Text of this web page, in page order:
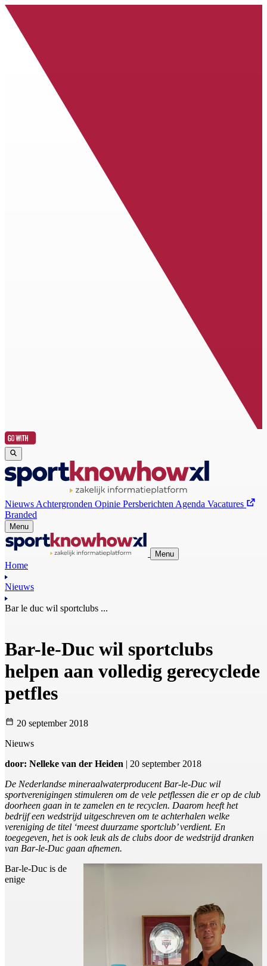
Nieuws Achtergronden Opinie Persberichten Agenda Vacatures
Branded
Menu
Menu
Home
Nieuws
Bar le duc wil sportclubs ...
Bar-le-Duc wil sportclubs
helpen aan volledig gerecyclede
petfles
20 september 2018
Nieuws
door: Nelleke van der Heiden | 20 september 2018
De Nederlandse mineraalwaterproducent Bar-le-Duc wil
sportverenigingen stimuleren om de vele petflessen die er op de club
doorheen gaan in te zamelen en te recyclen. Daarom heeft het
bedrijf een wedstrijd uitgeschreven om te achterhalen welke
vereniging de titel ‘meest duurzame sportclub’ verdient. En
toegegeven, het is ook leuk als de clubs door de wedstrijd dranken
van Bar-le-Duc gaan afnemen.
Bar-le-Duc is de
enige